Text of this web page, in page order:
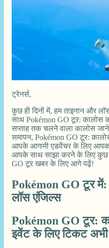
ट्रेनर्स,
कुछ ही दिनों में, हम ताइनान और
साथ Pokémon GO टूर:
सप्ताह तक चलने वाला कालोस
समापन, Pokémon GO टूर:
आपके आगामी एडवेंचर के लिए
आपके साथ साझा करने के लिए कुछ
GO टूर खबर के लिए आगे पढ़ें!
Pokémon GO टूर में:
लॉस एंजिल्स
Pokémon GO टूर:
इवेंट के लिए टिकट